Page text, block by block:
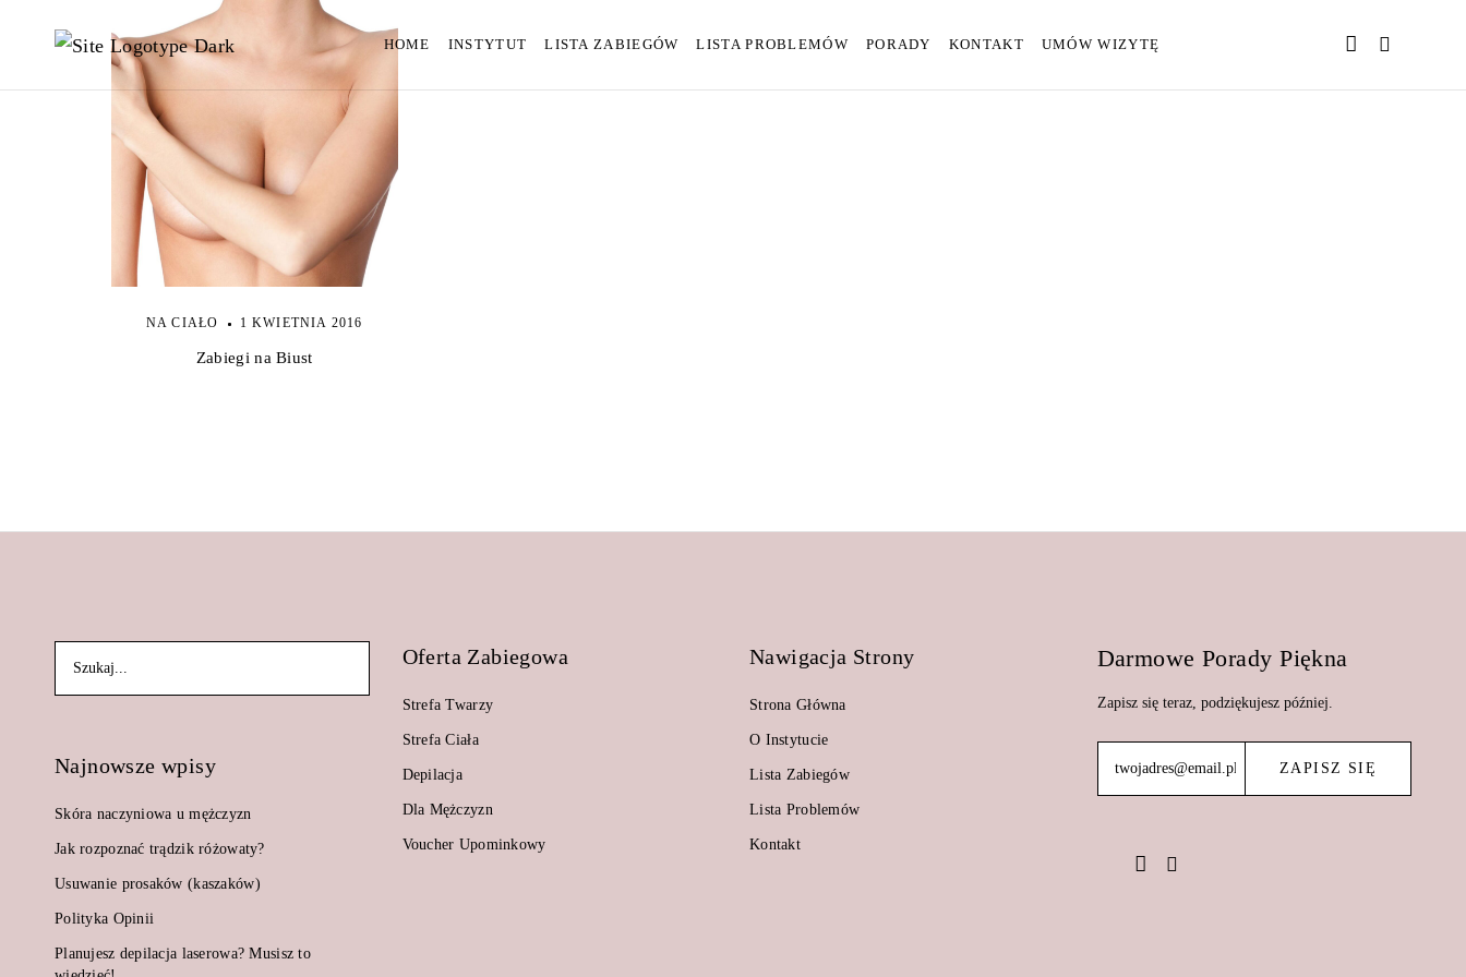
HOME INSTYTUT LISTA ZABIEGÓW LISTA PROBLEMÓW PORADY KONTAKT UMÓW WIZYTĘ
NA CIAŁO 1 KWIETNIA 2016
Zabiegi na Biust
Najnowsze wpisy
Skóra naczyniowa u mężczyzn
Jak rozpoznać trądzik różowaty?
Usuwanie prosaków (kaszaków)
Polityka Opinii
Planujesz depilacja laserowa? Musisz to
Oferta Zabiegowa
Strefa Twarzy
Strefa Ciała
Depilacja
Dla Mężczyzn
Voucher Upominkowy
Nawigacja Strony
Strona Główna
O Instytucie
Lista Zabiegów
Lista Problemów
Kontakt
Darmowe Porady Piękna
Zapisz się teraz, podziękujesz później.